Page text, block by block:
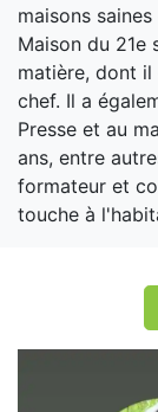
maisons
Maison du 21e
matière, dont
chef. Il a
Presse et au
ans, entre
formateur et
touche à